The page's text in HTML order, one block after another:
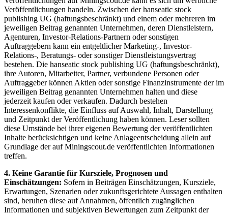
Veröffentlichungen handeln. Zwischen der hanseatic stock
publishing UG (haftungsbeschränkt) und einem oder mehreren im
jeweiligen Beitrag genannten Unternehmen, deren Dienstleistern,
Agenturen, Investor-Relations-Partnern oder sonstigen
Auftraggebern kann ein entgeltlicher Marketing-, Investor-
Relations-, Beratungs- oder sonstiger Dienstleistungsvertrag
bestehen. Die hanseatic stock publishing UG (haftungsbeschränkt),
ihre Autoren, Mitarbeiter, Partner, verbundene Personen oder
Auftraggeber können Aktien oder sonstige Finanzinstrumente der im
jeweiligen Beitrag genannten Unternehmen halten und diese
jederzeit kaufen oder verkaufen. Dadurch bestehen
Interessenkonflikte, die Einfluss auf Auswahl, Inhalt, Darstellung
und Zeitpunkt der Veröffentlichung haben können. Leser sollten
diese Umstände bei ihrer eigenen Bewertung der veröffentlichten
Inhalte berücksichtigen und keine Anlageentscheidung allein auf
Grundlage der auf Miningscout.de veröffentlichten Informationen
treffen.
4. Keine Garantie für Kursziele, Prognosen und
Einschätzungen: Sofern in Beiträgen Einschätzungen, Kursziele,
Erwartungen, Szenarien oder zukunftsgerichtete Aussagen enthalten
sind, beruhen diese auf Annahmen, öffentlich zugänglichen
Informationen und subjektiven Bewertungen zum Zeitpunkt der